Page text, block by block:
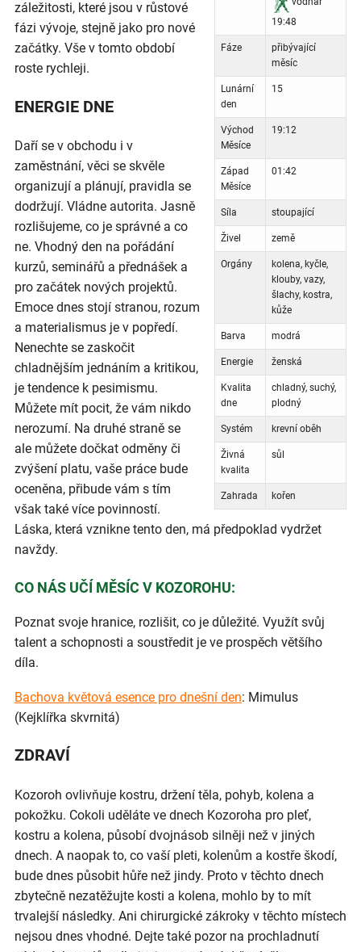
19:48
Fáze
přibývající
měsíc
Lunární
den
15
Východ
Měsíce
19:12
Západ
Měsíce
01:42
Síla stoupající
Živel země
Orgány
kolena, kyčle,
klouby, vazy,
šlachy, kostra,
kůže
Barva modrá
Energie ženská
Kvalita
dne
chladný, suchý,
plodný
Systém krevní oběh
Živná
kvalita
sůl
Zahrada kořen
záležitosti, které jsou v růstové
fázi vývoje, stejně jako pro nové
začátky. Vše v tomto období
roste rychleji.
ENERGIE DNE
Daří se v obchodu i v
zaměstnání, věci se skvěle
organizují a plánují, pravidla se
dodržují. Vládne autorita. Jasně
rozlišujeme, co je správné a co
ne. Vhodný den na pořádání
kurzů, seminářů a přednášek a
pro začátek nových projektů.
Emoce dnes stojí stranou, rozum
a materialismus je v popředí.
Nenechte se zaskočit
chladnějším jednáním a kritikou,
je tendence k pesimismu.
Můžete mít pocit, že vám nikdo
nerozumí. Na druhé straně se
ale můžete dočkat odměny či
zvýšení platu, vaše práce bude
oceněna, přibude vám s tím
však také více povinností.
Láska, která vznikne tento den, má předpoklad vydržet
navždy.
CO NÁS UČÍ MĚSÍC V KOZOROHU:
Poznat svoje hranice, rozlišit, co je důležité. Využít svůj
talent a schopnosti a soustředit je ve prospěch většího
díla.
Bachova květová esence pro dnešní den: Mimulus
(Kejklířka skvrnitá)
ZDRAVÍ
Kozoroh ovlivňuje kostru, držení těla, pohyb, kolena a
pokožku. Cokoli uděláte ve dnech Kozoroha pro pleť,
kostru a kolena, působí dvojnásob silněji než v jiných
dnech. A naopak to, co vaší pleti, kolenům a kostře škodí,
bude dnes působit hůře než jindy. Proto v těchto dnech
zbytečně nezatěžujte kosti a kolena, mohlo by to mít
trvalejší následky. Ani chirurgické zákroky v těchto místech
nejsou dnes vhodné. Dejte také pozor na prochladnutí